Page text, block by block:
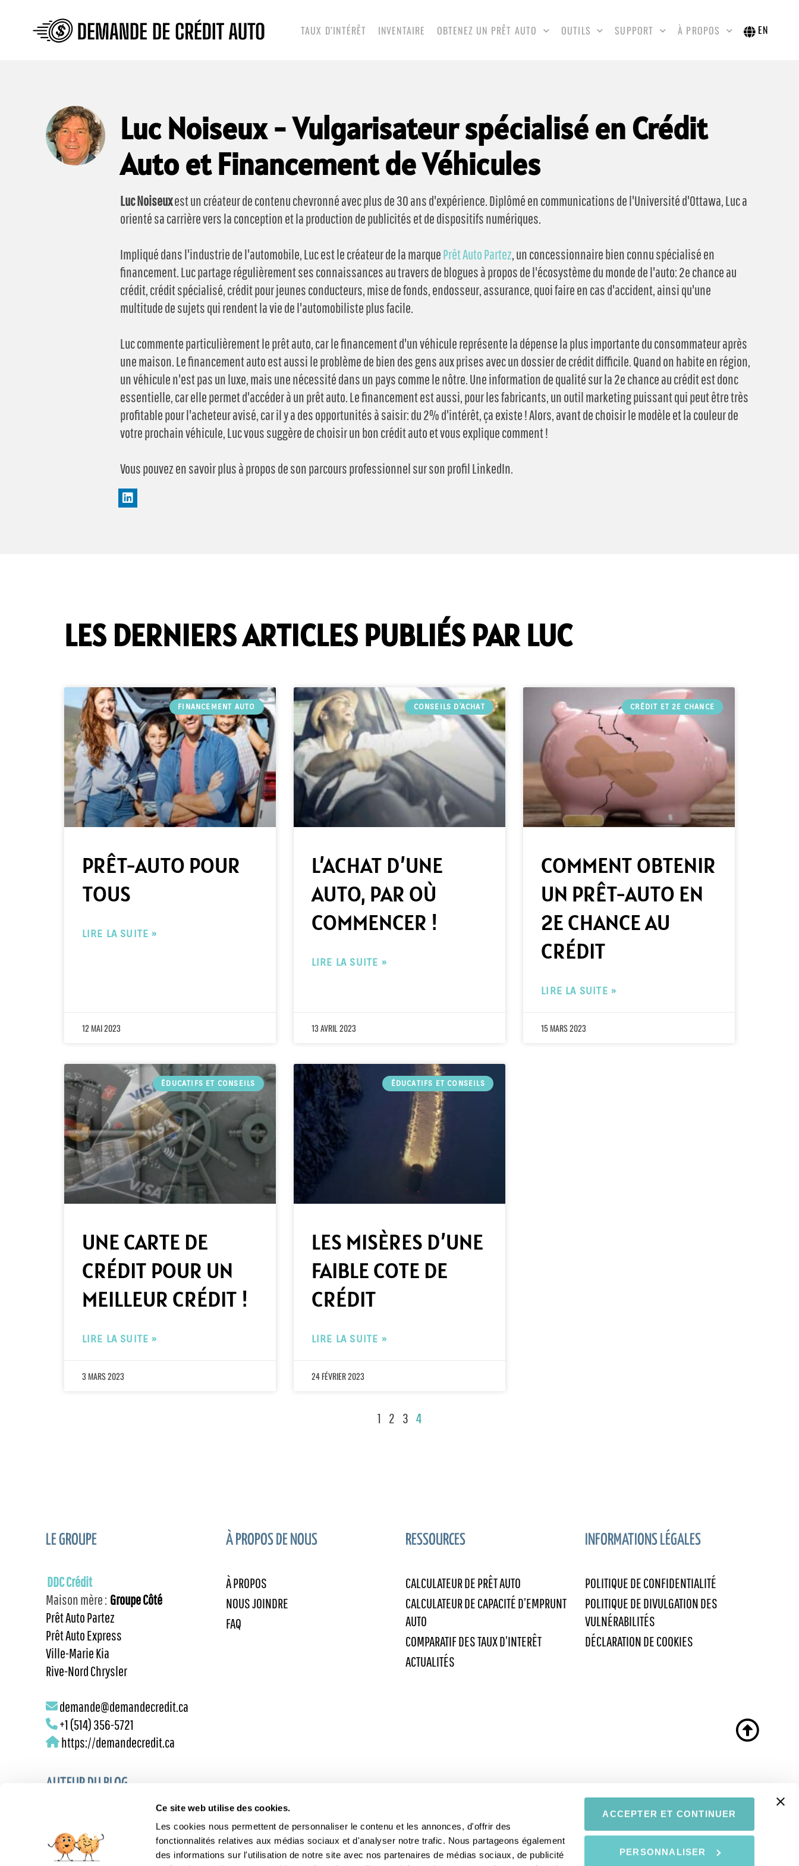
Ce site web utilise des cookies.
Les cookies nous permettent de personnaliser le contenu et les annonces, d'offrir des
fonctionnalités relatives aux médias sociaux et d'analyser notre trafic. Nous partageons également
des informations sur l'utilisation de notre site avec nos partenaires de médias sociaux, de publicité
ACCEPTER ET CONTINUER
PERSONNALISER
TAUX D’INTÉRÊT INVENTAIRE OBTENEZ UN PRÊT AUTO OUTILS SUPPORT À PROPOS EN
Luc Noiseux - Vulgarisateur spécialisé en Crédit
Auto et Financement de Véhicules
Luc Noiseuxest un créateur de contenu chevronné avec plus de 30 ans d'expérience. Diplômé en communications de l'Université d'Ottawa, Luc a
orienté sa carrière vers la conception et la production de publicités et de dispositifs numériques.
Impliqué dans l'industrie de l'automobile, Luc est le créateur de la marquePrêt Auto Partez, un concessionnaire bien connu spécialisé en
financement. Luc partage régulièrement ses connaissances au travers de blogues à propos de l'écosystème du monde de l'auto: 2e chance au
crédit, crédit spécialisé, crédit pour jeunes conducteurs, mise de fonds, endosseur, assurance, quoi faire en cas d'accident, ainsi qu'une
multitude de sujets qui rendent la vie de l'automobiliste plus facile.
Luc commente particulièrement le prêt auto, car le financement d'un véhicule représente la dépense la plus importante du consommateur après
une maison. Le financement auto est aussi le problème de bien des gens aux prises avec un dossier de crédit difficile. Quand on habite en région,
un véhicule n'est pas un luxe, mais une nécessité dans un pays comme le nôtre. Une information de qualité sur la 2e chance au crédit est donc
essentielle, car elle permet d'accéder à un prêt auto. Le financement est aussi, pour les fabricants, un outil marketing puissant qui peut être très
profitable pour l'acheteur avisé, car il y a des opportunités à saisir: du 2% d'intérêt, ça existe ! Alors, avant de choisir le modèle et la couleur de
votre prochain véhicule, Luc vous suggère de choisir un bon crédit auto et vous explique comment !
Vous pouvez en savoir plus à propos de son parcours professionnel sur son profil LinkedIn.
LES DERNIERS ARTICLES PUBLIÉS PAR LUC
FINANCEMENT AUTO
PRÊT-AUTO POUR
TOUS
LIRE LA SUITE »
12 MAI 2023
CONSEILS D'ACHAT
L’ACHAT D’UNE
AUTO, PAR OÙ
COMMENCER !
LIRE LA SUITE »
13 AVRIL 2023
CRÉDIT ET 2E CHANCE
COMMENT OBTENIR
UN PRÊT-AUTO EN
2E CHANCE AU
CRÉDIT
LIRE LA SUITE »
15 MARS 2023
ÉDUCATIFS ET CONSEILS
UNE CARTE DE
CRÉDIT POUR UN
MEILLEUR CRÉDIT !
LIRE LA SUITE »
3 MARS 2023
ÉDUCATIFS ET CONSEILS
LES MISÈRES D’UNE
FAIBLE COTE DE
CRÉDIT
LIRE LA SUITE »
24 FÉVRIER 2023
1 2 3 4
LE GROUPE
DDC Crédit
Maison mère : Groupe Côté
Prêt Auto Partez
Prêt Auto Express
Ville-Marie Kia
Rive-Nord Chrysler
demande@demandecredit.ca
+1 (514) 356-5721
https://demandecredit.ca
AUTEUR DU BLOG
RÉDACTEUR
À PROPOS DE NOUS
À PROPOS
NOUS JOINDRE
FAQ
RESSOURCES
CALCULATEUR DE PRÊT AUTO
CALCULATEUR DE CAPACITÉ D’EMPRUNT
AUTO
COMPARATIF DES TAUX D’INTERÊT
ACTUALITÉS
INFORMATIONS LÉGALES
POLITIQUE DE CONFIDENTIALITÉ
POLITIQUE DE DIVULGATION DES
VULNÉRABILITÉS
DÉCLARATION DE COOKIES